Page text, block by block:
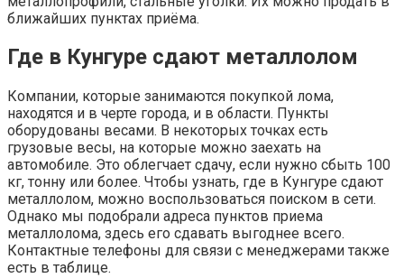
ближайших пунктах приёма.
Где в Кунгуре сдают металлолом
Компании, которые занимаются покупкой лома,
находятся и в черте города, и в области. Пункты
оборудованы весами. В некоторых точках есть
грузовые весы, на которые можно заехать на
автомобиле. Это облегчает сдачу, если нужно сбыть 100
кг, тонну или более. Чтобы узнать, где в Кунгуре сдают
металлолом, можно воспользоваться поиском в сети.
Однако мы подобрали адреса пунктов приема
металлолома, здесь его сдавать выгоднее всего.
Контактные телефоны для связи с менеджерами также
есть в таблице.